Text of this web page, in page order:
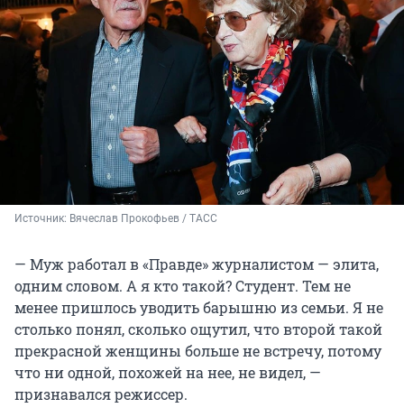
Источник: Вячеслав Прокофьев / ТАСС
— Муж работал в «Правде» журналистом — элита,
одним словом. А я кто такой? Студент. Тем не
менее пришлось уводить барышню из семьи. Я не
столько понял, сколько ощутил, что второй такой
прекрасной женщины больше не встречу, потому
что ни одной, похожей на нее, не видел, —
признавался режиссер.